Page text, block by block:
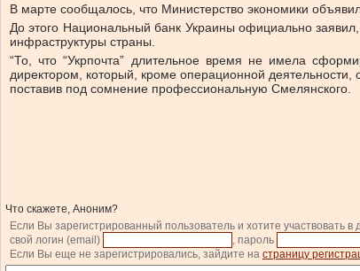
В марте сообщалось, что Министерство экономики
До этого Национальный банк Украины официально заявил,
инфраструктуры страны.
“То, что “Укрпочта” длительное время не имела
директором, который, кроме операционной
поставив под сомнение профессиональную Смелянского.
Что скажете, Аноним?
Если Вы зарегистрированный пользователь и хотите участвовать в
свой логин (email)
, пароль
Если Вы еще не зарегистрировались, зайдите на страницу